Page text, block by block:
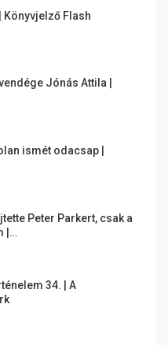
Könyvjelző Flash
Jónás Attila |
ismét odacsap |
Peter Parkert, csak a
|…
34. | A